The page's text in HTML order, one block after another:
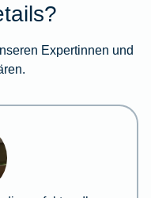
Expertinnen und